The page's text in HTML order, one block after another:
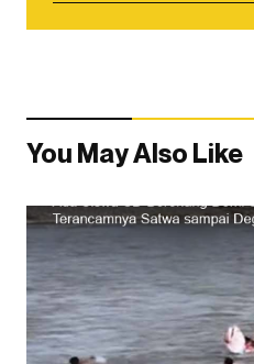
You May Also Like